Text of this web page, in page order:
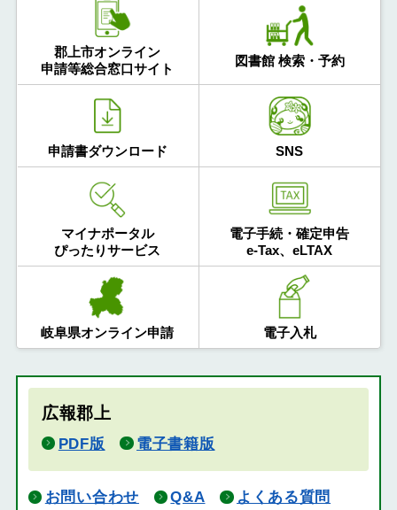
郡上市オンライン
申請等総合窓口サイト
図書館 検索・予約
申請書ダウンロード SNS
マイナポータル
ぴったりサービス
電子手続・確定申告
e-Tax、eLTAX
岐阜県オンライン申請 電子入札
広報郡上
PDF版 電子書籍版
お問い合わせ Q&A
よくある質問